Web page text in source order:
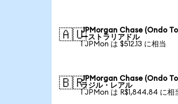
🇦🇺JPMorgan Chase (Ondo
ーストラリアドル
1 JPMon は $512.13 に相当
🇧🇷JPMorgan Chase (Ondo
ラジル・レアル
1 JPMon は R$1,844.84 に相